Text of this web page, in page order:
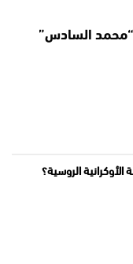
“محمد السادس”
الروسية؟